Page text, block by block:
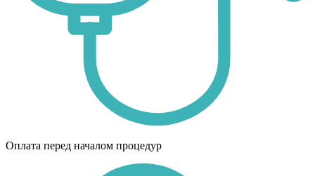
Оплата перед началом процедур